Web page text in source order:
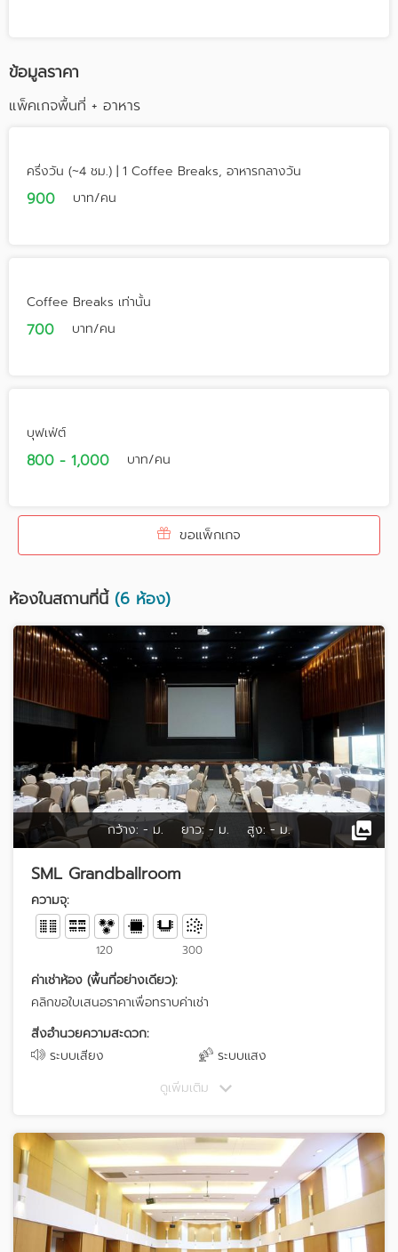
ข้อมูลราคา
แพ็คเกจพื้นที่ + อาหาร
ครึ่งวัน (~4 ชม.) | 1 Coffee Breaks, อาหารกลางวัน
900 บาท/คน
Coffee Breaks เท่านั้น
700 บาท/คน
บุฟเฟ่ต์
800 - 1,000 บาท/คน
ขอแพ็กเกจ
ห้องในสถานที่นี้(6 ห้อง)
กว้าง: - ม. ยาว: - ม. สูง: - ม.
SML Grandballroom
ความจุ:
120 300
ค่าเช่าห้อง (พื้นที่อย่างเดียว):
คลิกขอใบเสนอราคาเพื่อทราบค่าเช่า
สิ่งอำนวยความสะดวก:
ระบบเสียง
ระบบแสง
ดูเพิ่มเติม